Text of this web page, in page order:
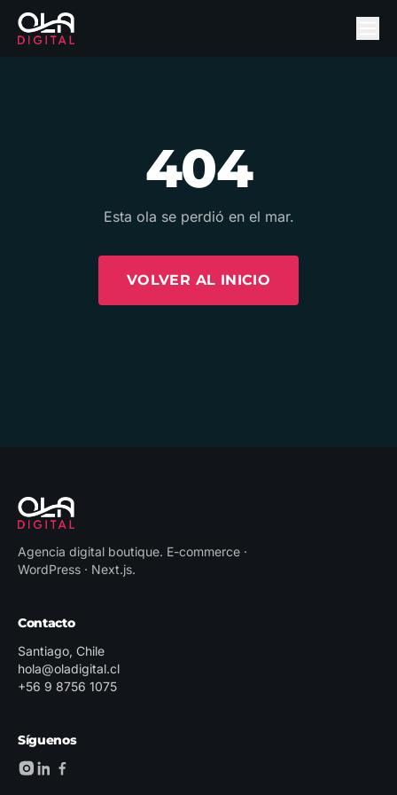
404
Esta ola se perdió en el mar.
VOLVER AL INICIO
Agencia digital boutique. E-commerce ·
WordPress · Next.js.
Contacto
Santiago, Chile
hola@oladigital.cl
+56 9 8756 1075
Síguenos